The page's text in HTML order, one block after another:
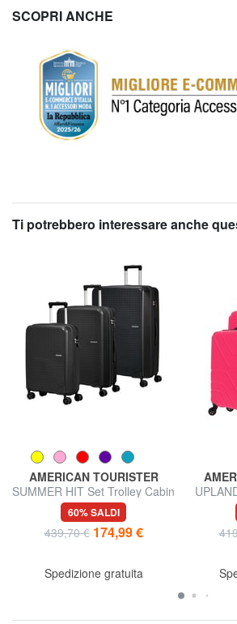
SCOPRI ANCHE
Ti potrebbero interessare anche
AMERICAN TOURISTER
SUMMER HIT Set Trolley Cabin
+ Medio + Grande
60% SALDI
439,70 € 174,99 €
Spedizione gratuita